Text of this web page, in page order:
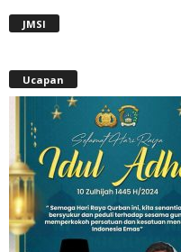
JMSI
Ucapan